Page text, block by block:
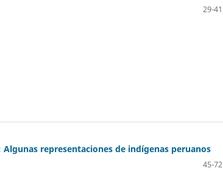
29-41
representaciones de indígenas peruanos
45-72